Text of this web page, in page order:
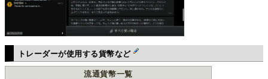
トレーダーが使用する貨幣など
流通貨幣一覧